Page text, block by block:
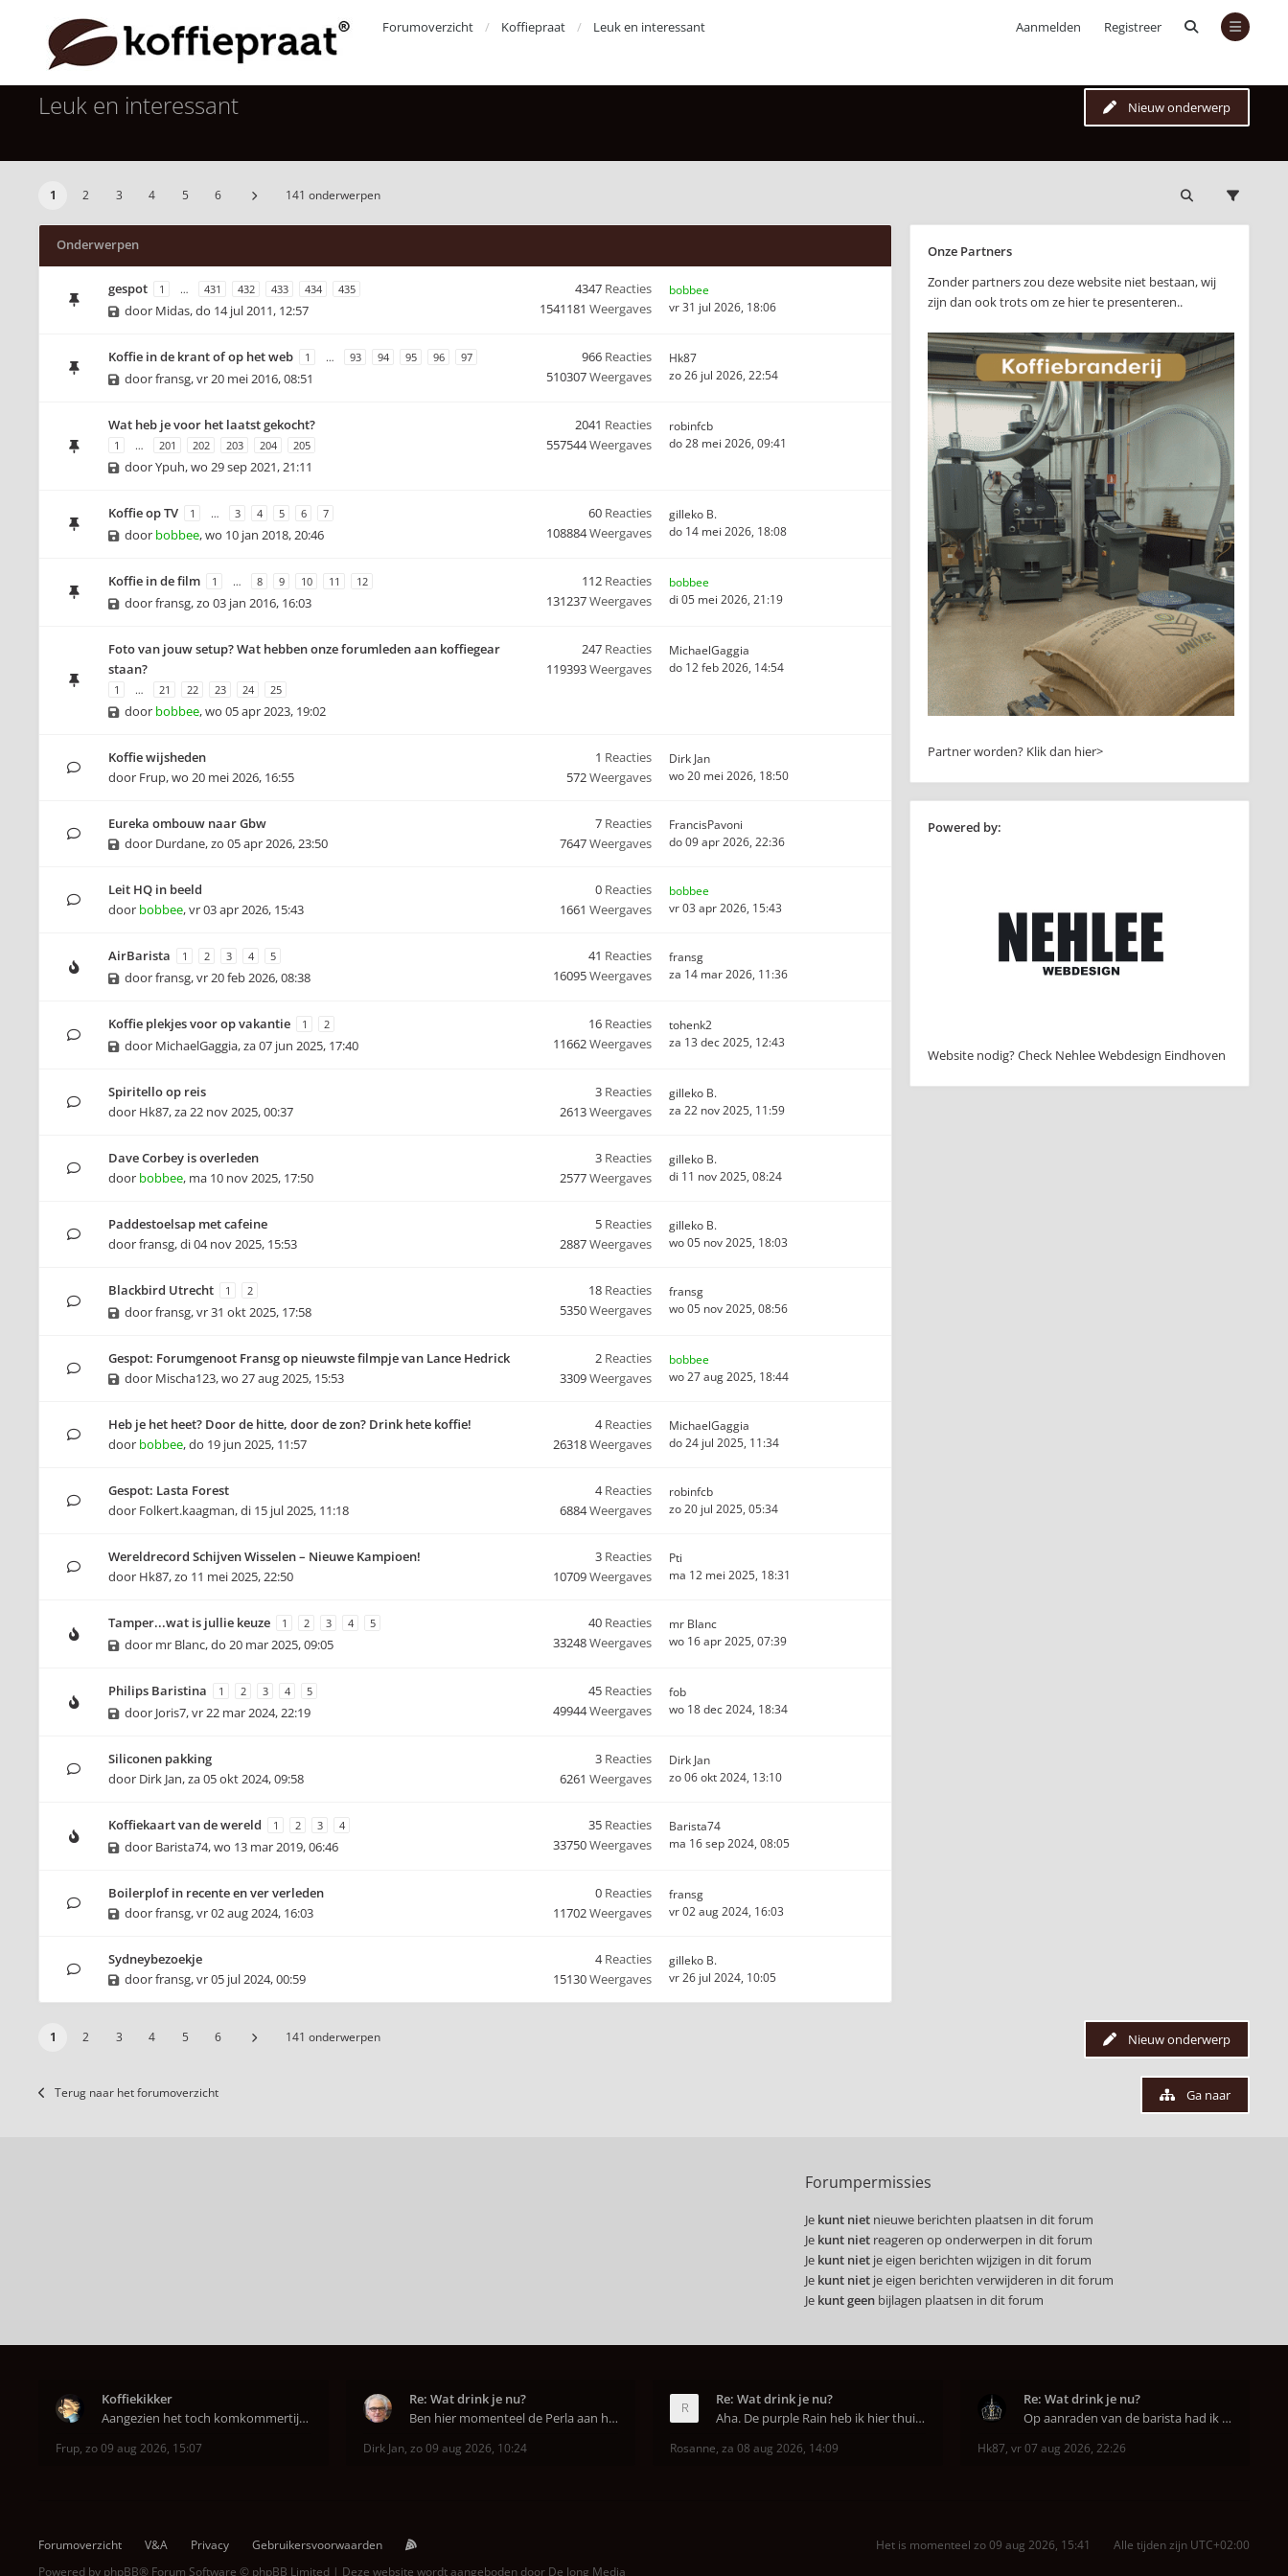
Aanmelden Registreer
Forumoverzicht Koffiepraat Leuk en interessant
Leuk en interessant Nieuw onderwerp
1 2 3 4 5 6 141 onderwerpen
Onderwerpen
gespot 1 … 431 432 433 434 435
door Midas,do 14 jul 2011, 12:57
4347 Reacties
1541181 Weergaves
bobbee
vr 31 jul 2026, 18:06
Koffie in de krant of op het web 1 … 93 94 95 96 97
doorfransg,vr 20 mei 2016, 08:51
966 Reacties
510307Weergaves
Hk87
zo 26 jul 2026, 22:54
Wat heb je voor het laatst gekocht?
1 … 201 202 203 204 205
doorYpuh,wo 29 sep 2021, 21:11
2041 Reacties
557544Weergaves
robinfcb
do 28 mei 2026, 09:41
Koffie op TV 1 … 3 4 5 6 7
door bobbee,wo 10 jan 2018, 20:46
60 Reacties
108884Weergaves
gilleko B.
do 14 mei 2026, 18:08
Koffie in de film 1 … 8 9 10 11 12
doorfransg,zo 03 jan 2016, 16:03
112 Reacties
131237Weergaves
bobbee
di 05 mei 2026, 21:19
Foto van jouw setup? Wat hebben onze forumleden aan koffiegear
staan?
1 … 21 22 23 24 25
door bobbee,wo 05 apr 2023, 19:02
247 Reacties
119393Weergaves
MichaelGaggia
do 12 feb 2026, 14:54
Koffie wijsheden
door Frup,wo 20 mei 2026, 16:55
1 Reacties
572Weergaves
Dirk Jan
wo 20 mei 2026, 18:50
Eureka ombouw naar Gbw
door Durdane,zo 05 apr 2026, 23:50
7 Reacties
7647Weergaves
FrancisPavoni
do 09 apr 2026, 22:36
Leit HQ in beeld
door bobbee,vr 03 apr 2026, 15:43
0 Reacties
1661 Weergaves
bobbee
vr 03 apr 2026, 15:43
AirBarista 1 2 3 4 5
doorfransg,vr 20 feb 2026, 08:38
41 Reacties
16095Weergaves
fransg
za 14 mar 2026, 11:36
Koffie plekjes voor op vakantie 1 2
door MichaelGaggia,za 07 jun 2025, 17:40
16 Reacties
11662Weergaves
tohenk2
za 13 dec 2025, 12:43
Spiritello op reis
door Hk87,za 22 nov 2025, 00:37
3 Reacties
2613Weergaves
gilleko B.
za 22 nov 2025, 11:59
Dave Corbey is overleden
door bobbee, ma 10 nov 2025, 17:50
3 Reacties
2577Weergaves
gilleko B.
di 11 nov 2025, 08:24
Paddestoelsap met cafeine
doorfransg,di 04 nov 2025, 15:53
5 Reacties
2887Weergaves
gilleko B.
wo 05 nov 2025, 18:03
Blackbird Utrecht 1 2
doorfransg,vr 31 okt 2025, 17:58
18 Reacties
5350Weergaves
fransg
wo 05 nov 2025, 08:56
Gespot: Forumgenoot Fransg op nieuwste filmpje van Lance Hedrick
door Mischa123,wo 27 aug 2025, 15:53
2 Reacties
3309Weergaves
bobbee
wo 27 aug 2025, 18:44
Heb je het heet? Door de hitte, door de zon? Drink hete koffie!
door bobbee,do 19 jun 2025, 11:57
4Reacties
26318Weergaves
MichaelGaggia
do 24 jul 2025, 11:34
Gespot: Lasta Forest
door Folkert.kaagman,di 15 jul 2025, 11:18
4Reacties
6884Weergaves
robinfcb
zo 20 jul 2025, 05:34
Wereldrecord Schijven Wisselen – Nieuwe Kampioen!
door Hk87,zo 11 mei 2025, 22:50
3 Reacties
10709Weergaves
Pti
ma 12 mei 2025, 18:31
Tamper...wat is jullie keuze 1 2 3 4 5
door mr Blanc,do 20 mar 2025, 09:05
40 Reacties
33248Weergaves
mr Blanc
wo 16 apr 2025, 07:39
Philips Baristina 1 2 3 4 5
door Joris7,vr 22 mar 2024, 22:19
45 Reacties
49944Weergaves
fob
wo 18 dec 2024, 18:34
Siliconen pakking
door Dirk Jan,za 05 okt 2024, 09:58
3 Reacties
6261 Weergaves
Dirk Jan
zo 06 okt 2024, 13:10
Koffiekaart van de wereld 1 2 3 4
door Barista74,wo 13 mar 2019, 06:46
35 Reacties
33750Weergaves
Barista74
ma 16 sep 2024, 08:05
Boilerplof in recente en ver verleden
doorfransg,vr 02 aug 2024, 16:03
0 Reacties
11702Weergaves
fransg
vr 02 aug 2024, 16:03
Sydneybezoekje
doorfransg,vr 05 jul 2024, 00:59
4Reacties
15130Weergaves
gilleko B.
vr 26 jul 2024, 10:05
Onze Partners
Zonder partners zou deze website niet bestaan, wij
zijn dan ook trots om ze hier te presenteren..
Partner worden? Klik dan hier>
Powered by:
Website nodig? Check Nehlee Webdesign Eindhoven
Nieuw onderwerp
1 2 3 4 5 6 141 onderwerpen
Terug naar het forumoverzicht Ga naar
Forumpermissies
Je kunt niet nieuwe berichten plaatsen in dit forum
Je kunt niet reageren op onderwerpen in dit forum
Je kunt niet je eigen berichten wijzigen in dit forum
Je kunt niet je eigen berichten verwijderen in dit forum
Je kunt geen bijlagen plaatsen in dit forum
Koffiekikker
Aangezien het toch komkommertijd is. Een zingende
Frup, zo 09 aug 2026, 15:07
Re: Wat drink je nu?
Ben hier momenteel de Perla aan het uitproberen. D
Dirk Jan, zo 09 aug 2026, 10:24
Re: Wat drink je nu?
Aha. De purple Rain heb ik hier thuis ook op de mo
Rosanne, za 08 aug 2026, 14:09
Re: Wat drink je nu?
Op aanraden van de barista had ik Purple Rain maa
Hk87, vr 07 aug 2026, 22:26
Forumoverzicht V&A Privacy Gebruikersvoorwaarden Alle tijden zijn UTC+02:00
Het is momenteel zo 09 aug 2026, 15:41
Powered by phpBB® Forum Software © phpBB Limited | Deze website wordt aangeboden door De Jong Media